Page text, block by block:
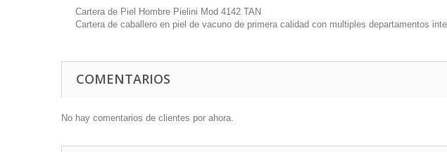
Cartera de Piel Hombre Pielini Mod 4142 TAN
Cartera de caballero en piel de vacuno de primera calidad con multiples departamentos
COMENTARIOS
No hay comentarios de clientes por ahora.